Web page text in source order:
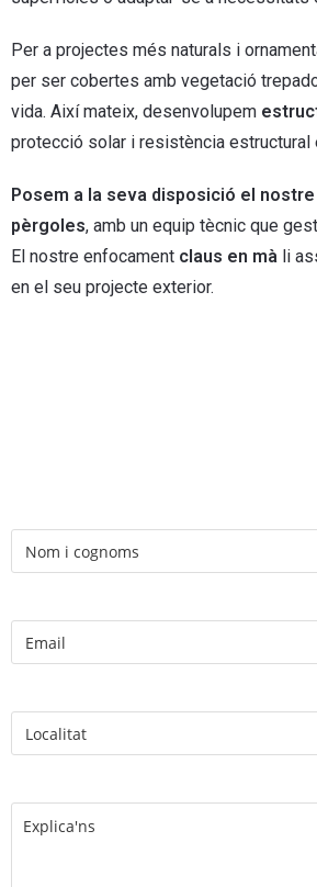
Per a projectes més naturals i
per ser cobertes amb vegetació
vida. Així mateix, desenvolupem
protecció solar i resistència estructural
Posem a la seva disposició el
pèrgoles, amb un equip tècnic que
El nostre enfocament claus en mà li
en el seu projecte exterior.